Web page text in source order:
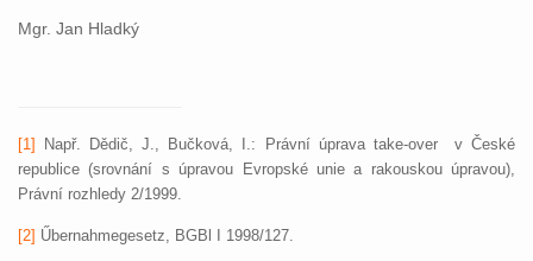
Mgr. Jan Hladký
[1] Např. Dědič, J., Bučková, I.: Právní úprava take-over
v České
republice (srovnání s úpravou Evropské unie a rakouskou úpravou),
Právní rozhledy 2/1999.
[2] Űbernahmegesetz, BGBl I 1998/127.